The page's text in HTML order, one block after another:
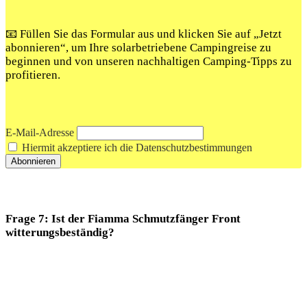
📧 Füllen Sie das Formular aus und klicken Sie auf „Jetzt
abonnieren“, um Ihre solarbetriebene Campingreise zu
beginnen und von unseren nachhaltigen Camping-Tipps zu
profitieren.
E-Mail-Adresse
Hiermit akzeptiere ich die Datenschutzbestimmungen
Frage 7: Ist der Fiamma Schmutzfänger Front
witterungsbeständig?